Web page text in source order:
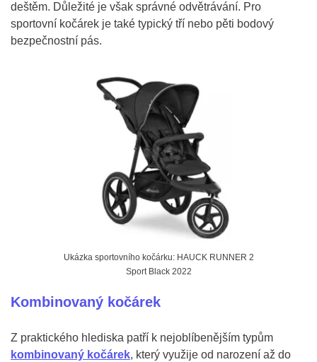
deštěm. Důležité je však správné odvětrávání. Pro
sportovní kočárek je také typický tří nebo pěti bodový
bezpečnostní pás.
Ukázka sportovního kočárku: HAUCK RUNNER 2
Sport Black 2022
Kombinovaný kočárek
Z praktického hlediska patří k nejoblíbenějším typům
kombinovaný kočárek, který využije od narození až do